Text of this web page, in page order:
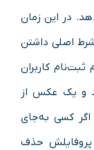
در این زمان
اصلی داشتن
کاربران
و یک عکس از
اگر کسی به‌جای
پروفایلش حذف